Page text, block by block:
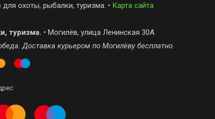
охоты, рыбалки, туризма. • Карта сайта
туризма. • Могилёв, улица Ленинская 30А
Доставка курьером по Могилёву бесплатно.